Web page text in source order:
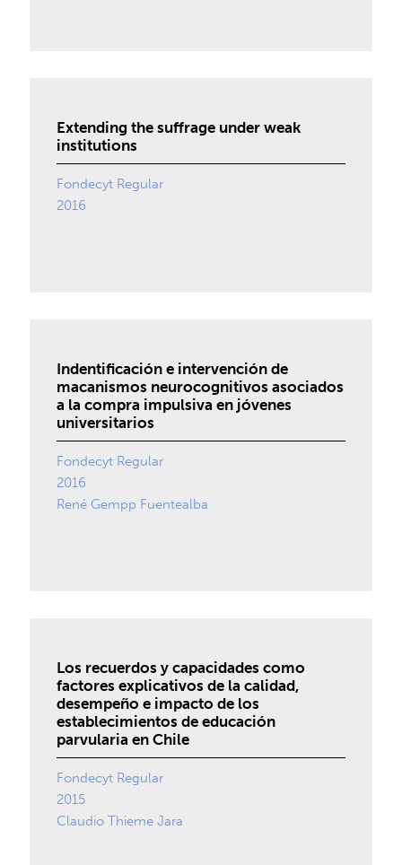
Extending the suffrage under weak
institutions
Fondecyt Regular
2016
Indentificación e intervención de
macanismos neurocognitivos asociados
a la compra impulsiva en jóvenes
universitarios
Fondecyt Regular
2016
René Gempp Fuentealba
Los recuerdos y capacidades como
factores explicativos de la calidad,
desempeño e impacto de los
establecimientos de educación
parvularia en Chile
Fondecyt Regular
2015
Claudio Thieme Jara